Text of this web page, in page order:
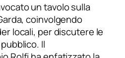
un tavolo sulla
coinvolgendo
locali, per discutere le
Il